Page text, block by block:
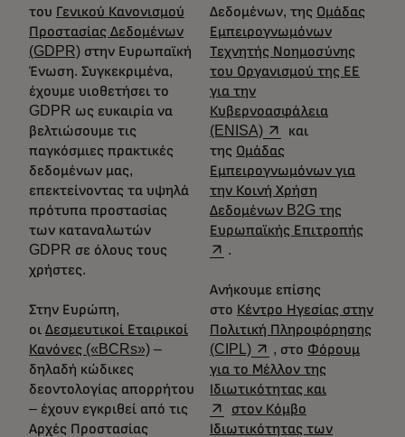
του Γενικού Κανονισμού
Προστασίας Δεδομένων
(GDPR) στην Ευρωπαϊκή
Ένωση. Συγκεκριμένα,
έχουμε υιοθετήσει το
GDPR ως ευκαιρία να
βελτιώσουμε τις
παγκόσμιες πρακτικές
δεδομένων μας,
επεκτείνοντας τα υψηλά
πρότυπα προστασίας
των καταναλωτών
GDPR σε όλους τους
χρήστες.
Στην Ευρώπη,
οι Δεσμευτικοί Εταιρικοί
Κανόνες («BCRs») –
δηλαδή κώδικες
δεοντολογίας απορρήτου
– έχουν εγκριθεί από τις
Αρχές Προστασίας
Δεδομένων, της Ομάδας
Εμπειρογνωμόνων
Τεχνητής Νοημοσύνης
του Οργανισμού της ΕΕ
για την
Κυβερνοασφάλεια
(ENISA)opens in a new tab
και
της Ομάδας
Εμπειρογνωμόνων για
την Κοινή Χρήση
Δεδομένων B2G της
Ευρωπαϊκής Επιτροπής
.
Ανήκουμε επίσης
στο Κέντρο Ηγεσίας στην
Πολιτική Πληροφόρησης
(CIPL)opens in a new tab
, στο Φόρουμ
για το Μέλλον της
Ιδιωτικότητας και
στον Κόμβο
Ιδιωτικότητας των